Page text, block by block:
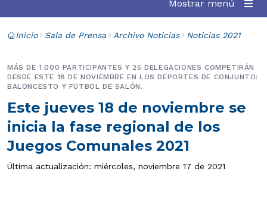
Mostrar menú
Inicio Sala de Prensa Archivo Noticias Noticias 2021
Este jueves 18 de noviembre se
inicia la fase regional de los
Juegos Comunales 2021
MÁS DE 1.000 PARTICIPANTES Y 25 DELEGACIONES COMPETIRÁN
DESDE ESTE 18 DE NOVIEMBRE EN LOS DEPORTES DE CONJUNTO:
BALONCESTO Y FÚTBOL DE SALÓN.
Última actualización: miércoles, noviembre 17 de 2021